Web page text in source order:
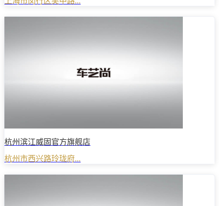
杭州滨江威固官方旗舰店
杭州市西兴路玲珑府...